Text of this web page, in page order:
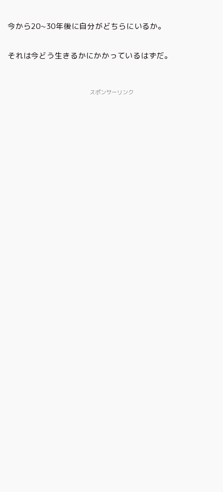
今から20~30年後に自分がどちらにいるか。
それは今どう生きるかにかかっているはずだ。
スポンサーリンク